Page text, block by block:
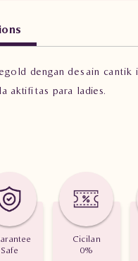
dengan desain cantik
aktifitas para ladies.
perhiasan Cincin Berlian
Safe
Cicilan
0%